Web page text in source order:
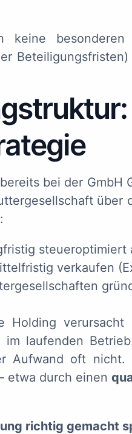
keine
bei der GmbH
über
steueroptimiert
verkaufen
Holding verursacht
im laufenden
Aufwand oft nicht.
etwa durch einen
richtig gemacht